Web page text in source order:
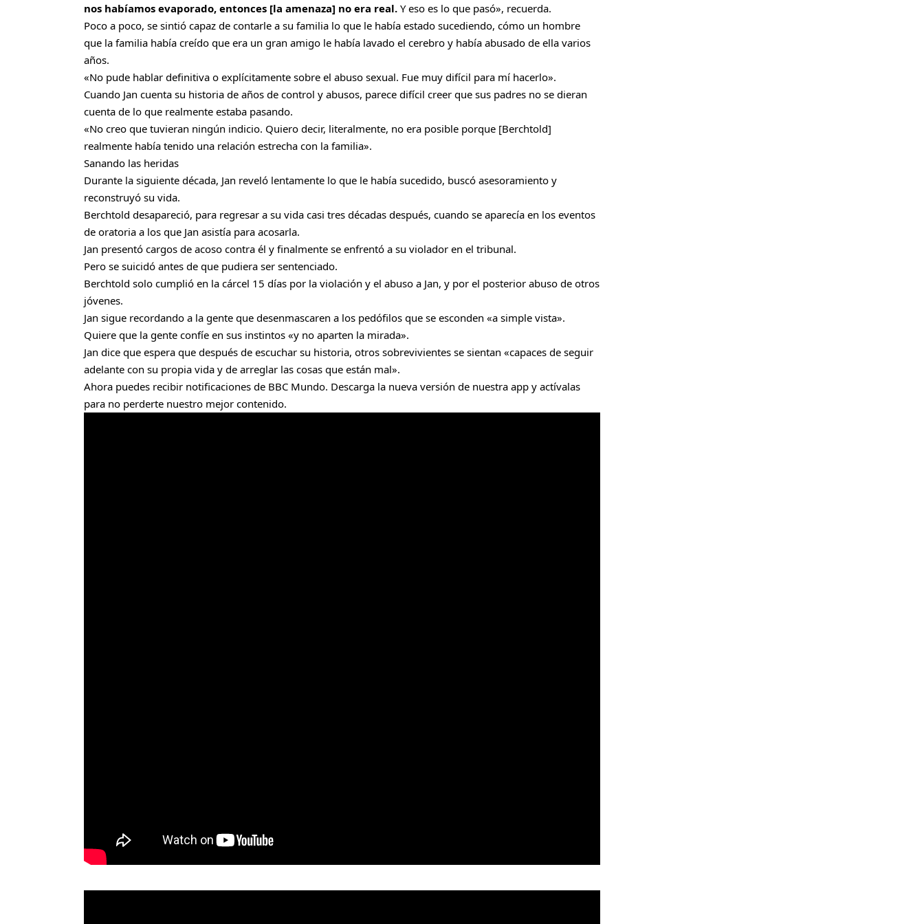
nos habíamos evaporado, entonces [la amenaza] no era real. Y eso es lo que pasó», recuerda.
Poco a poco, se sintió capaz de contarle a su familia lo que le había estado sucediendo, cómo un hombre
que la familia había creído que era un gran amigo le había lavado el cerebro y había abusado de ella varios
años.
«No pude hablar definitiva o explícitamente sobre el abuso sexual. Fue muy difícil para mí hacerlo».
Cuando Jan cuenta su historia de años de control y abusos, parece difícil creer que sus padres no se dieran
cuenta de lo que realmente estaba pasando.
«No creo que tuvieran ningún indicio. Quiero decir, literalmente, no era posible porque [Berchtold]
realmente había tenido una relación estrecha con la familia».
Sanando las heridas
Durante la siguiente década, Jan reveló lentamente lo que le había sucedido, buscó asesoramiento y
reconstruyó su vida.
Berchtold desapareció, para regresar a su vida casi tres décadas después, cuando se aparecía en los eventos
de oratoria a los que Jan asistía para acosarla.
Jan presentó cargos de acoso contra él y finalmente se enfrentó a su violador en el tribunal.
Pero se suicidó antes de que pudiera ser sentenciado.
Berchtold solo cumplió en la cárcel 15 días por la violación y el abuso a Jan, y por el posterior abuso de otros
jóvenes.
Jan sigue recordando a la gente que desenmascaren a los pedófilos que se esconden «a simple vista».
Quiere que la gente confíe en sus instintos «y no aparten la mirada».
Jan dice que espera que después de escuchar su historia, otros sobrevivientes se sientan «capaces de seguir
adelante con su propia vida y de arreglar las cosas que están mal».
Ahora puedes recibir notificaciones de BBC Mundo. Descarga la nueva versión de nuestra app y actívalas
para no perderte nuestro mejor contenido.